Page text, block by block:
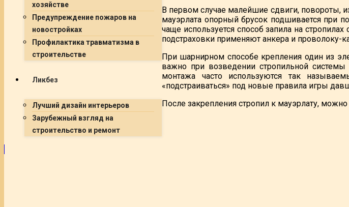
хозяйстве
Предупреждение пожаров на
новостройках
Профилактика травматизма в
строительстве
Ликбез
Лучший дизайн интерьеров
Зарубежный взгляд на
строительство и ремонт
В первом случае малейшие сдвиги, повороты,
мауэрлата опорный брусок подшивается при
чаще используется способ запила на
подстраховки применяют анкера и проволоку-
При шарнирном способе крепления один из
важно при возведении стропильной
монтажа часто используются так
«подстраиваться» под новые правила игры
После закрепления стропил к мауэрлату,